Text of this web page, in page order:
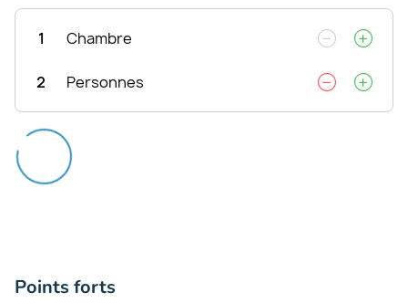
1 Chambre
2 Personnes
Points forts